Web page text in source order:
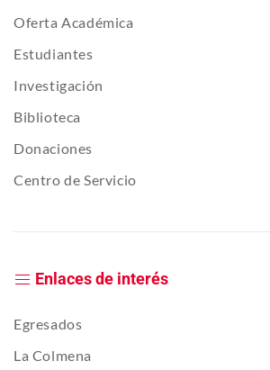
Oferta Académica
Estudiantes
Investigación
Biblioteca
Donaciones
Centro de Servicio
Enlaces de interés
Egresados
La Colmena